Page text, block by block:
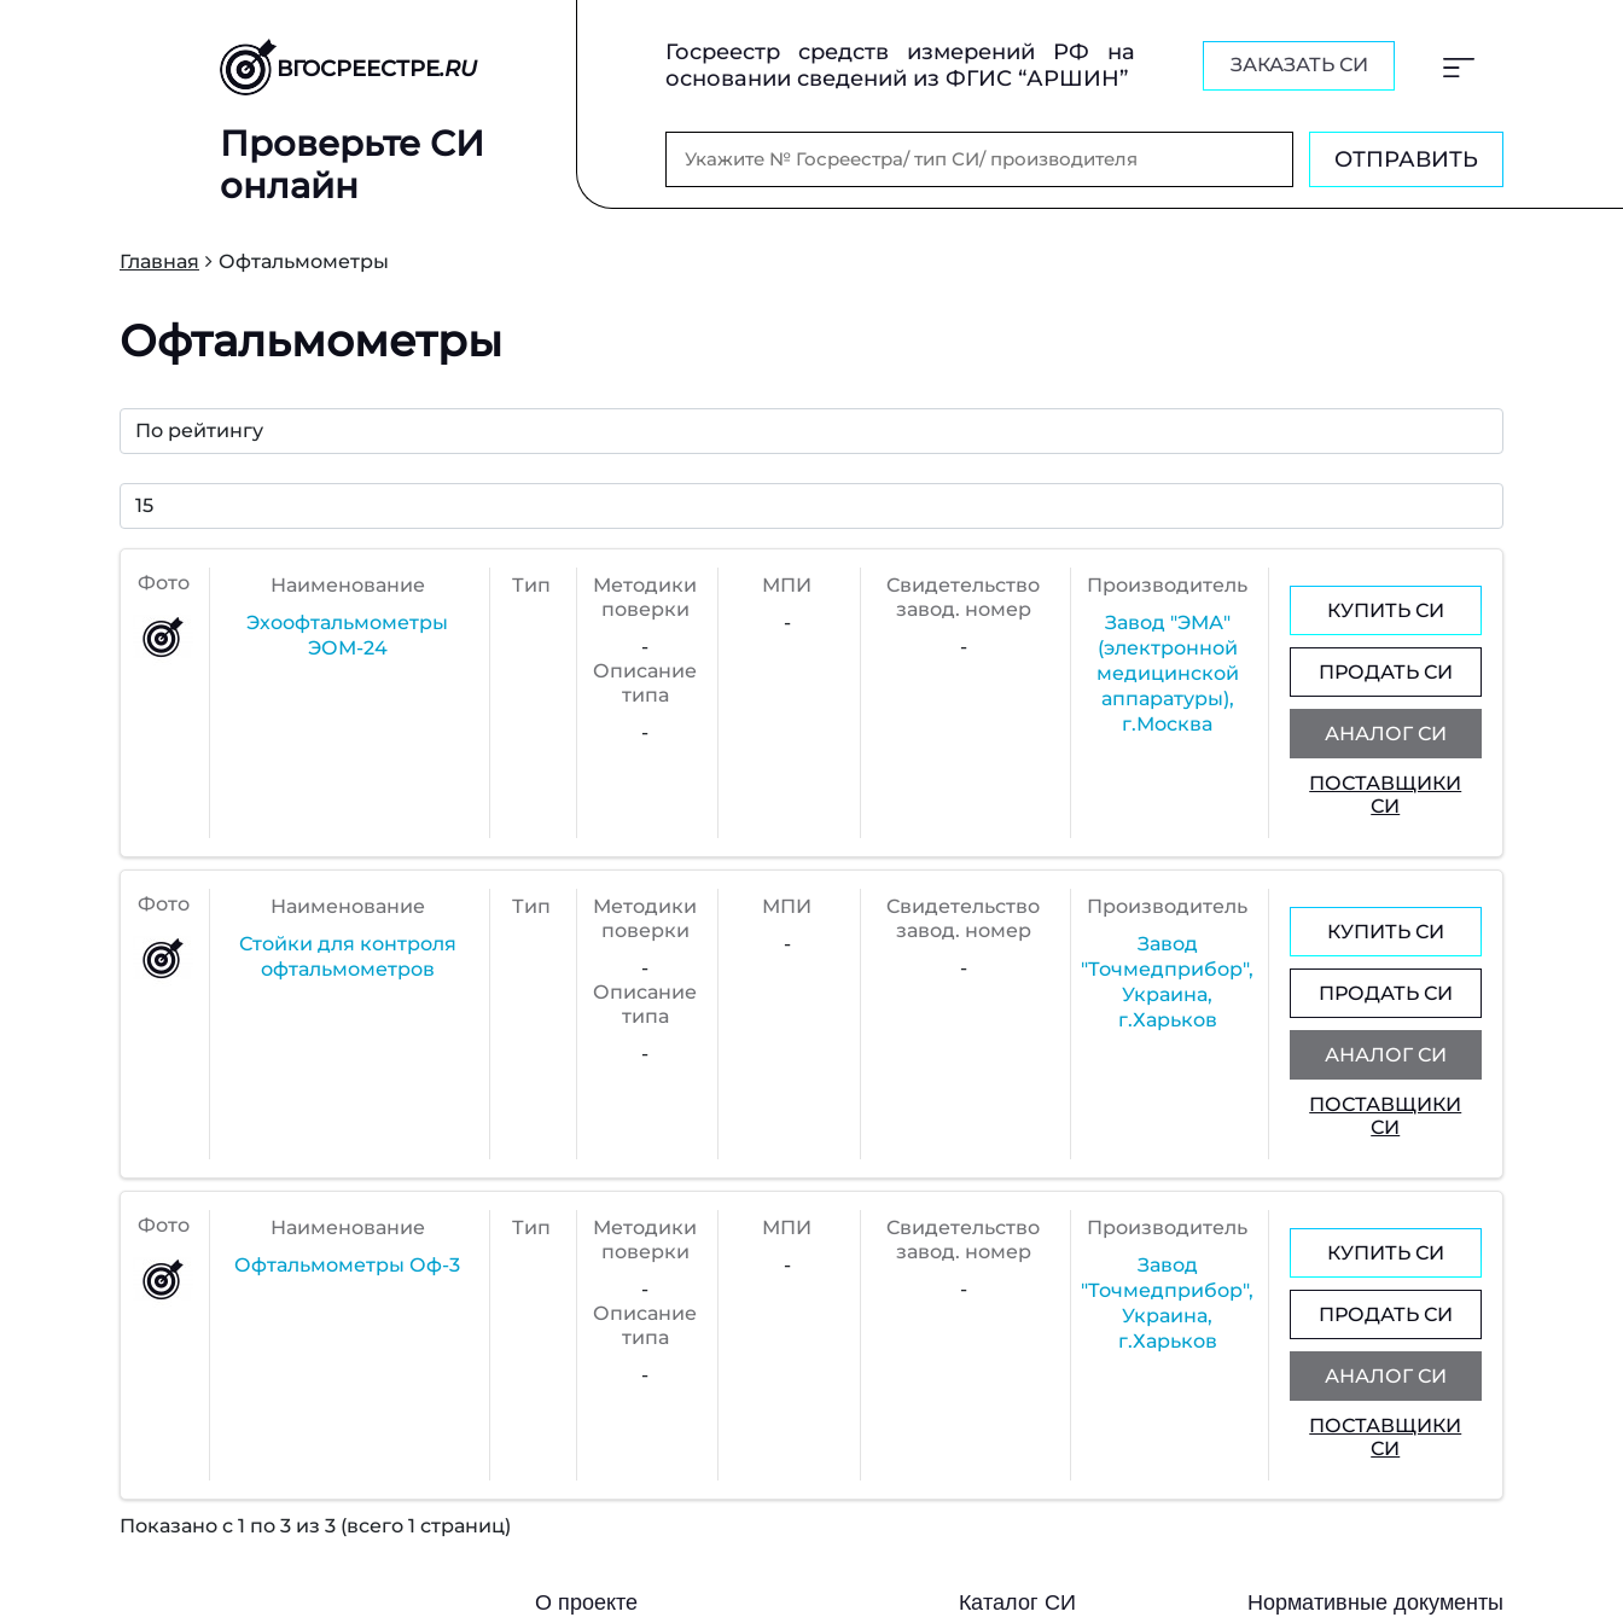
ВГОСРЕЕСТРЕ.RU
Госреестр средств измерений РФ на
основании сведений из ФГИС “АРШИН”
ЗАКАЗАТЬ СИ
Проверьте СИ
онлайн
ОТПРАВИТЬ
Главная Офтальмометры
Офтальмометры
Фото
Наименование
Эхоофтальмометры
ЭОМ-24
Тип
Методики
поверки
-
Описание
типа
-
МПИ
-
Cвидетельство
завод. номер
-
Производитель
Завод "ЭМА"
(электронной
медицинской
аппаратуры),
г.Москва
КУПИТЬ СИ
ПРОДАТЬ СИ
АНАЛОГ СИ
ПОСТАВЩИКИ
СИ
Фото
Наименование
Стойки для контроля
офтальмометров
Тип
Методики
поверки
-
Описание
типа
-
МПИ
-
Cвидетельство
завод. номер
-
Производитель
Завод
"Точмедприбор",
Украина,
г.Харьков
КУПИТЬ СИ
ПРОДАТЬ СИ
АНАЛОГ СИ
ПОСТАВЩИКИ
СИ
Фото
Наименование
Офтальмометры Оф-3
Тип
Методики
поверки
-
Описание
типа
-
МПИ
-
Cвидетельство
завод. номер
-
Производитель
Завод
"Точмедприбор",
Украина,
г.Харьков
КУПИТЬ СИ
ПРОДАТЬ СИ
АНАЛОГ СИ
ПОСТАВЩИКИ
СИ
Показано с 1 по 3 из 3 (всего 1 страниц)
О проекте Каталог СИ Нормативные документы